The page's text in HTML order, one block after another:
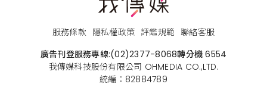
服務條款 隱私權政策 評鑑規範 聯絡客服
廣告刊登服務專線:(02)2377-8068轉分機 6554
我傳媒科技股份有限公司 OHMEDIA CO.,LTD.
統編：82884789